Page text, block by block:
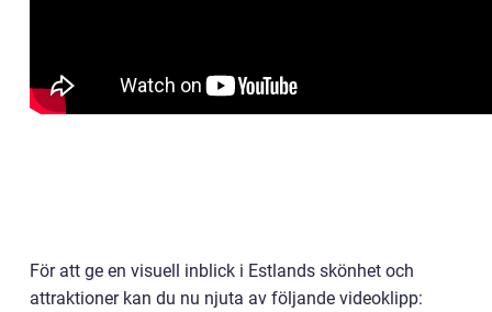
För att ge en visuell inblick i Estlands skönhet och
attraktioner kan du nu njuta av följande videoklipp: